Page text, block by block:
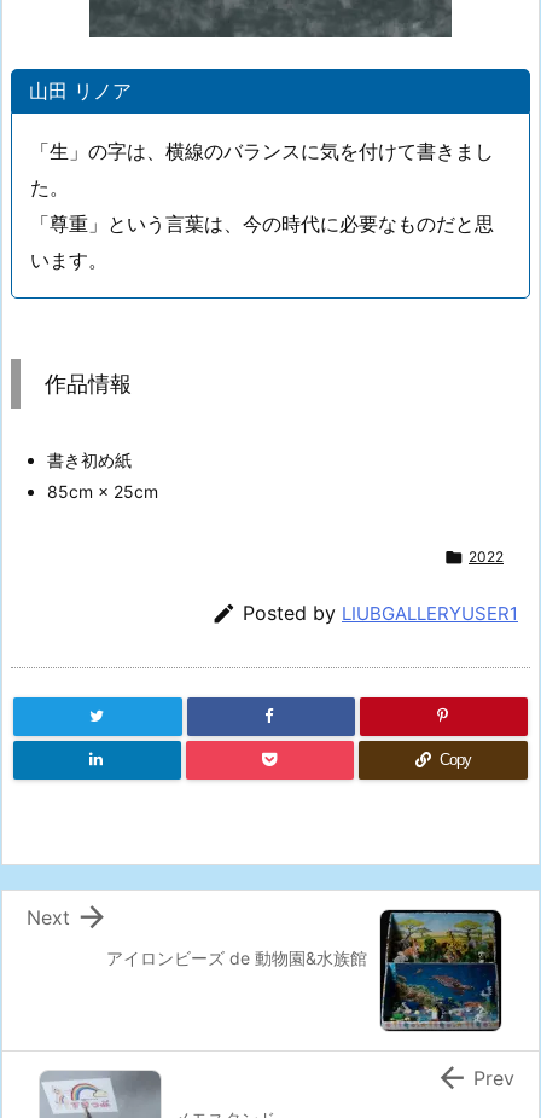
山田 リノア
「生」の字は、横線のバランスに気を付けて書きまし
た。
「尊重」という言葉は、今の時代に必要なものだと思
います。
作品情報
書き初め紙
85cm × 25cm
 2022
 Posted by LIUBGALLERYUSER1
Copy
アイロンビーズ de 動物園&水族館

Next
 Prev